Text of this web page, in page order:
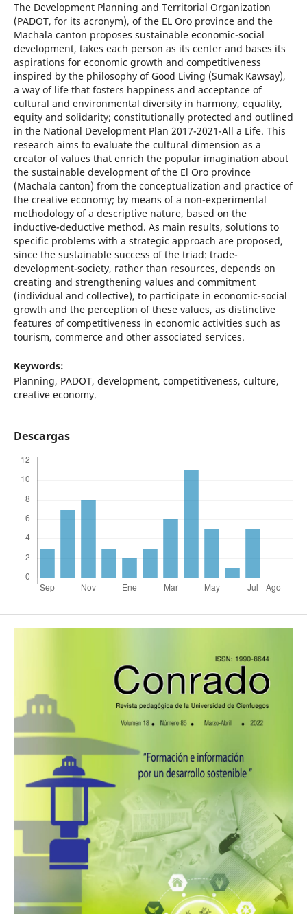
The Development Planning and Territorial Organization
(PADOT, for its acronym), of the EL Oro province and the
Machala canton proposes sustainable economic-social
development, takes each person as its center and bases its
aspirations for economic growth and competitiveness
inspired by the philosophy of Good Living (Sumak Kawsay),
a way of life that fosters happiness and acceptance of
cultural and environmental diversity in harmony, equality,
equity and solidarity; constitutionally protected and outlined
in the National Development Plan 2017-2021-All a Life. This
research aims to evaluate the cultural dimension as a
creator of values that enrich the popular imagination about
the sustainable development of the El Oro province
(Machala canton) from the conceptualization and practice of
the creative economy; by means of a non-experimental
methodology of a descriptive nature, based on the
inductive-deductive method. As main results, solutions to
specific problems with a strategic approach are proposed,
since the sustainable success of the triad: trade-
development-society, rather than resources, depends on
creating and strengthening values and commitment
(individual and collective), to participate in economic-social
growth and the perception of these values, as distinctive
features of competitiveness in economic activities such as
tourism, commerce and other associated services.
Keywords:
Planning, PADOT, development, competitiveness, culture,
creative economy.
Descargas